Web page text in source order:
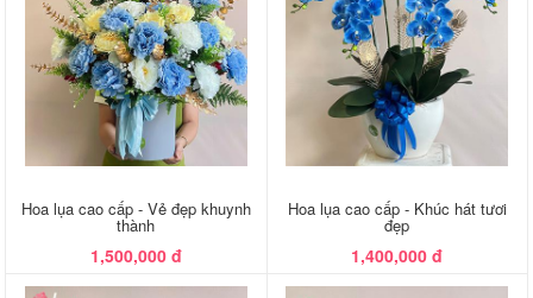
Hoa lụa cao cấp - Vẻ đẹp khuynh
thành
1,500,000 đ
Hoa lụa cao cấp - Khúc hát tươi
đẹp
1,400,000 đ